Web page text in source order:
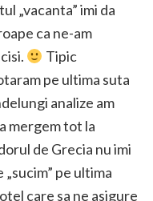
„vacanta” imi da
ca ne-am
Tipic
pe ultima suta
analize am
mergem tot la
de Grecia nu imi
pe ultima
care sa ne asigure